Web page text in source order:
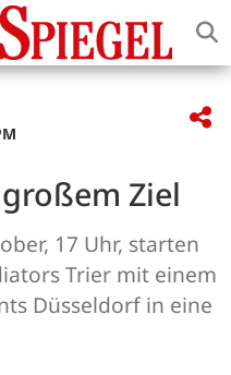
Ziel
17 Uhr, starten
Trier mit einem
Düsseldorf in eine